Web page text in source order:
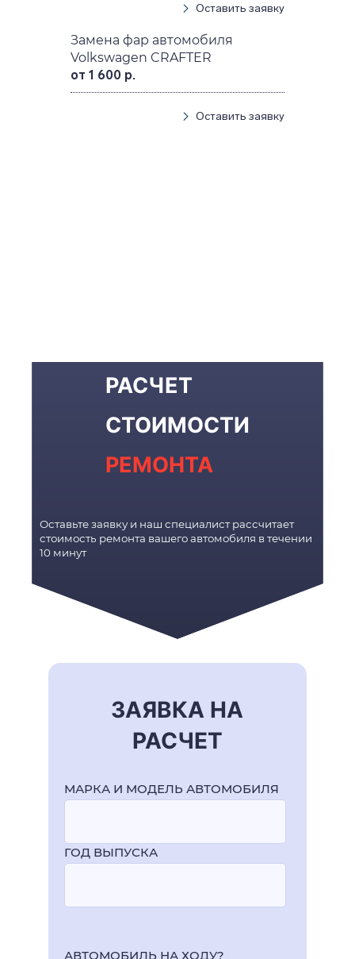
Оставить заявку
Замена фар автомобиля
Volkswagen CRAFTER
от 1 600 р.
Оставить заявку
РАСЧЕТ
СТОИМОСТИ
РЕМОНТА
Оставьте заявку и наш специалист рассчитает
стоимость ремонта вашего автомобиля в течении
10 минут
ЗАЯВКА НА
РАСЧЕТ
МАРКА И МОДЕЛЬ АВТОМОБИЛЯ
ГОД ВЫПУСКА
АВТОМОБИЛЬ НА ХОДУ?